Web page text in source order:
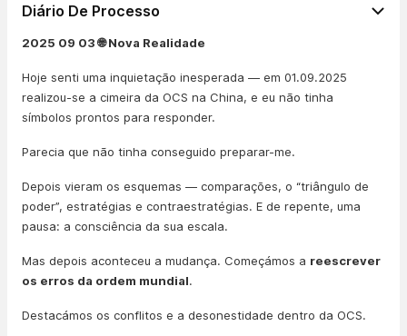
Diário De Processo
2025 09 03 🌐 Nova Realidade
Hoje senti uma inquietação inesperada — em 01.09.2025
realizou-se a cimeira da OCS na China, e eu não tinha
símbolos prontos para responder.
Parecia que não tinha conseguido preparar-me.
Depois vieram os esquemas — comparações, o “triângulo de
poder”, estratégias e contraestratégias. E de repente, uma
pausa: a consciência da sua escala.
Mas depois aconteceu a mudança. Começámos a reescrever
os erros da ordem mundial.
Destacámos os conflitos e a desonestidade dentro da OCS.